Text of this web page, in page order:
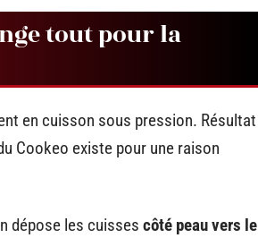
tout pour la
en cuisson sous pression. Résultat
Cookeo existe pour une raison
dépose les cuisses côté peau vers le